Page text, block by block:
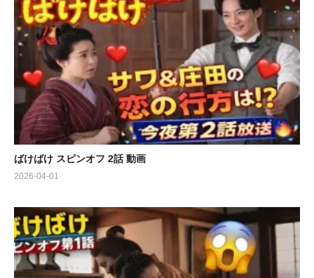
ばけばけ スピンオフ 2話 動画
2026-04-01